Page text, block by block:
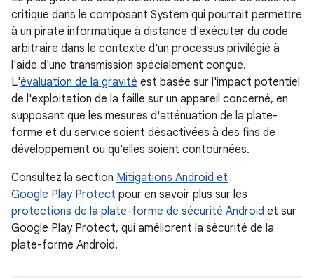
critique dans le composant System qui pourrait permettre
à un pirate informatique à distance d'exécuter du code
arbitraire dans le contexte d'un processus privilégié à
l'aide d'une transmission spécialement conçue.
L'évaluation de la gravité est basée sur l'impact potentiel
de l'exploitation de la faille sur un appareil concerné, en
supposant que les mesures d'atténuation de la plate-
forme et du service soient désactivées à des fins de
développement ou qu'elles soient contournées.
Consultez la section Mitigations Android et
Google Play Protect pour en savoir plus sur les
protections de la plate-forme de sécurité Android et sur
Google Play Protect, qui améliorent la sécurité de la
plate-forme Android.